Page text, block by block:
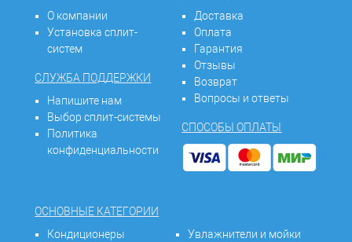
О компании
Установка сплит-
систем
СЛУЖБА ПОДДЕРЖКИ
Напишите нам
Выбор сплит-системы
Политика
конфиденциальности
Доставка
Оплата
Гарантия
Отзывы
Возврат
Вопросы и ответы
СПОСОБЫ ОПЛАТЫ
ОСНОВНЫЕ КАТЕГОРИИ
Кондиционеры
Увлажнители и мойки